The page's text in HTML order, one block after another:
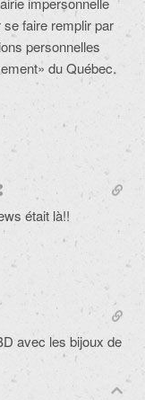
faire remplir par
personnelles
du Québec.
était là!!
avec les bijoux de